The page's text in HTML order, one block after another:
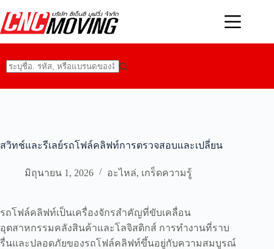
to
content
results
สวิทช์และรีเลย์รถโฟล์คลิฟท์การตรวจสอบและเปลี่ยน
มิถุนายน 1, 2026 อะไหล่, เกร็ดความรู้
รถโฟล์คลิฟท์เป็นเครื่องจักรสำคัญที่ขับเคลื่อน
อุตสาหกรรมคลังสินค้าและโลจิสติกส์ การทำงานที่ราบ
รื่นและปลอดภัยของรถโฟล์คลิฟท์ขึ้นอยู่กับความสมบูรณ์